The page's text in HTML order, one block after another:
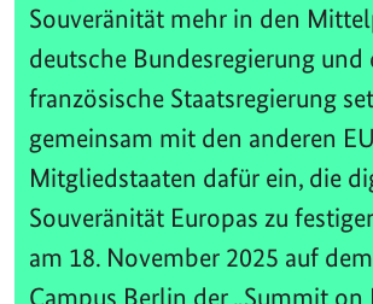
Souveränität mehr in den
deutsche Bundesregierung und
französische Staatsregierung
gemeinsam mit den anderen
Mitgliedstaaten dafür ein, die
Souveränität Europas zu
am 18. November 2025 auf
Campus Berlin der „Summit on